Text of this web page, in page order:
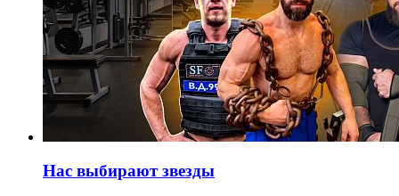
Нас выбирают звезды